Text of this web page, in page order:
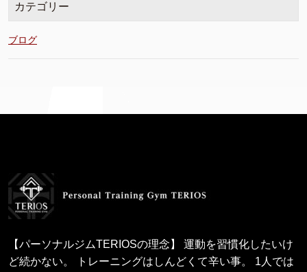
カテゴリー
ブログ
【パーソナルジムTERIOSの理念】 運動を習慣化したいけ
ど続かない。 トレーニングはしんどくて辛い事。 1人では